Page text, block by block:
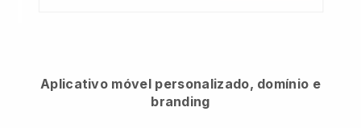
Aplicativo móvel personalizado, domínio e
branding